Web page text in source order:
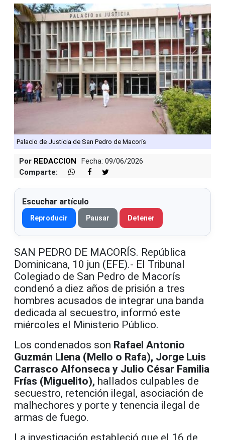
Palacio de Justicia de San Pedro de Macorís
Por REDACCION
Fecha: 09/06/2026
Comparte:
Escuchar artículo
Reproducir Pausar Detener
SAN PEDRO DE MACORÍS. República
Dominicana, 10 jun (EFE).- El Tribunal
Colegiado de San Pedro de Macorís
condenó a diez años de prisión a tres
hombres acusados de integrar una banda
dedicada al secuestro, informó este
miércoles el Ministerio Público.
Los condenados son Rafael Antonio
Guzmán Llena (Mello o Rafa), Jorge Luis
Carrasco Alfonseca y Julio César Familia
Frías (Miguelito), hallados culpables de
secuestro, retención ilegal, asociación de
malhechores y porte y tenencia ilegal de
armas de fuego.